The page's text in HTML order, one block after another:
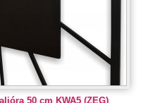
50 cm KWA5 (ZEG)